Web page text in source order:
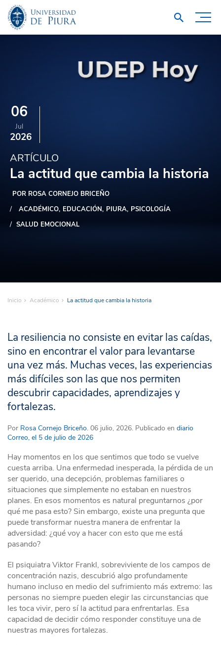
06
Jul
2026
ARTÍCULO
La actitud que cambia la historia
POR ROSA CORNEJO BRICEÑO
ACADÉMICO EDUCACIÓN PIURA PSICOLOGÍA
SALUD EMOCIONAL
Inicio Académico La actitud que cambia la historia
La resiliencia no consiste en evitar las caídas,
sino en encontrar el valor para levantarse
una vez más. Muchas veces, las experiencias
más difíciles son las que nos permiten
descubrir capacidades, aprendizajes y
fortalezas.
Por Rosa Cornejo Briceño. 06 julio, 2026. Publicado en diario
Correo, el 5 de julio de 2026
Hay momentos en los que sentimos que todo se vuelve
cuesta arriba. Una enfermedad inesperada, la pérdida de un
ser querido, una decepción, problemas familiares o
situaciones que simplemente no estaban en nuestros
planes. En esos momentos es natural preguntarnos ¿por
qué me pasa esto? Sin embargo, existe una pregunta que
puede transformar nuestra manera de enfrentar la
adversidad: ¿qué voy a hacer con esto que me está
pasando?
El psiquiatra Viktor Frankl, sobreviviente de los campos de
concentración nazis, descubrió algo profundamente
humano incluso en medio del sufrimiento más extremo: las
personas no siempre pueden elegir las circunstancias que
les toca vivir, pero sí la actitud para enfrentarlas. Esa
capacidad de decidir cómo responder constituye una de
nuestras mayores fortalezas.